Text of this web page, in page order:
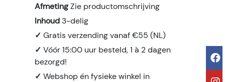
AfmetingZie productomschrijving
Inhoud 3-delig
✓Gratis verzending vanaf €55 (NL)
✓Vóór 15:00 uur besteld, 1 à 2 dagen
bezorgd!
✓Webshop én fysieke winkel in